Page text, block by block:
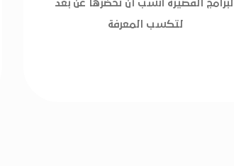
البرامج القصيرة أنسب أن تحضرها عن بعد
لتكسب المعرفة